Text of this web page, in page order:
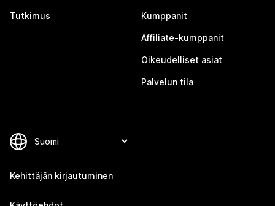
Tutkimus Kumppanit
Affiliate-kumppanit
Oikeudelliset asiat
Palvelun tila
Kehittäjän kirjautuminen